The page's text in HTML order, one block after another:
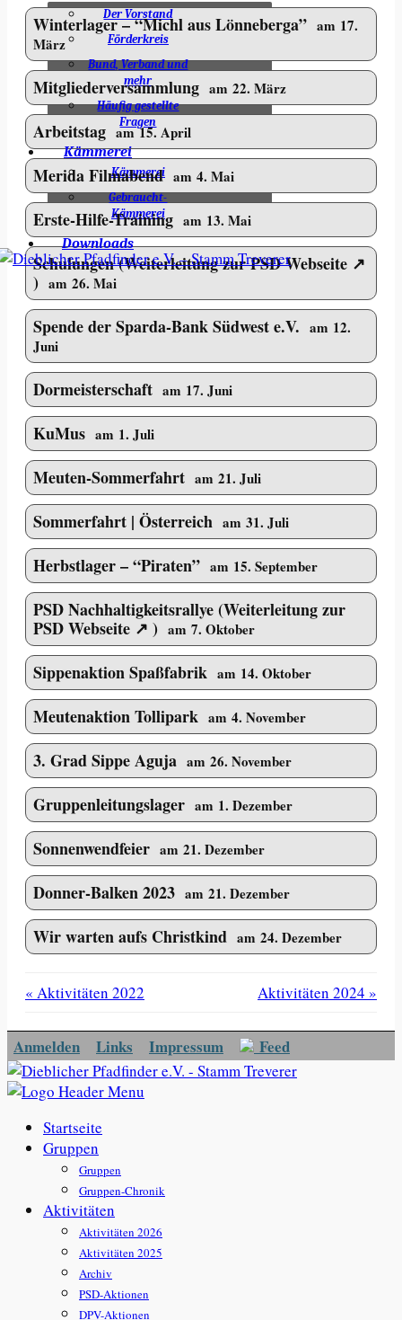
Der Vorstand
Förderkreis
Bund, Verband und
mehr
Häufig gestellte
Fragen
Kämmerei
Kämmerei
Gebraucht-
Kämmerei
Downloads
Winterlager – “Michl aus Lönneberga” am 17.
März
Mitgliederversammlung am 22. März
Arbeitstag am 15. April
Merida Filmabend am 4. Mai
Erste-Hilfe-Training am 13. Mai
Schulungen
am 26. Mai
Spende der Sparda-Bank Südwest e.V. am 12.
Juni
Dormeisterschaft am 17. Juni
KuMus am 1. Juli
Meuten-Sommerfahrt am 21. Juli
Sommerfahrt | Österreich am 31. Juli
Herbstlager – “Piraten” am 15. September
PSD Nachhaltigkeitsrallye
am 7. Oktober
Sippenaktion Spaßfabrik am 14. Oktober
Meutenaktion Tollipark am 4. November
3. Grad Sippe Aguja am 26. November
Gruppenleitungslager am 1. Dezember
Sonnenwendfeier am 21. Dezember
Donner-Balken 2023 am 21. Dezember
Wir warten aufs Christkind am 24. Dezember
« Aktivitäten 2022 Aktivitäten 2024 »
Anmelden Links Impressum Feed
Startseite
Gruppen
Gruppen
Gruppen-Chronik
Aktivitäten
Aktivitäten 2026
Aktivitäten 2025
Archiv
PSD-Aktionen
DPV-Aktionen